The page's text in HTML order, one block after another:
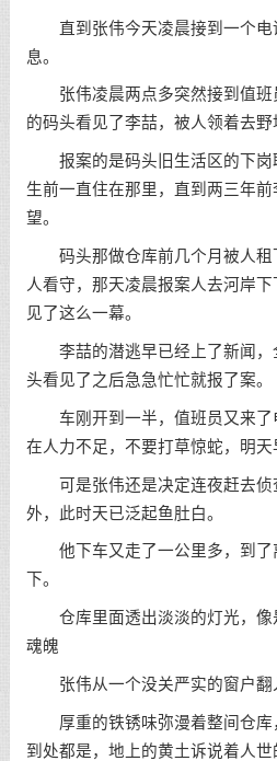
直到张伟今天凌晨接到一个电
息。
张伟凌晨两点多突然接到值班
的码头看见了李喆，被人领着去野
报案的是码头旧生活区的下岗
生前一直住在那里，直到两三年
望。
码头那做仓库前几个月被人租
人看守，那天凌晨报案人去河岸
见了这么一幕。
李喆的潜逃早已经上了新闻，
头看见了之后急急忙忙就报了案。
车刚开到一半，值班员又来了
在人力不足，不要打草惊蛇，明天
可是张伟还是决定连夜赶去侦
外，此时天已泛起鱼肚白。
他下车又走了一公里多，到了
下。
仓库里面透出淡淡的灯光，像
魂魄
张伟从一个没关严实的窗户翻
厚重的铁锈味弥漫着整间仓库
到处都是，地上的黄土诉说着人世